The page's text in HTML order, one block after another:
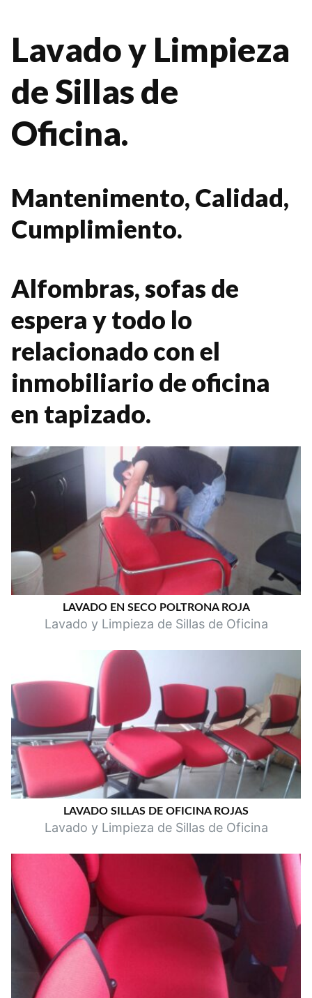
Lavado y Limpieza
de Sillas de
Oficina.
Mantenimento, Calidad,
Cumplimiento.
Alfombras, sofas de
espera y todo lo
relacionado con el
inmobiliario de oficina
en tapizado.
LAVADO EN SECO POLTRONA ROJA
Lavado y Limpieza de Sillas de Oficina
LAVADO SILLAS DE OFICINA ROJAS
Lavado y Limpieza de Sillas de Oficina